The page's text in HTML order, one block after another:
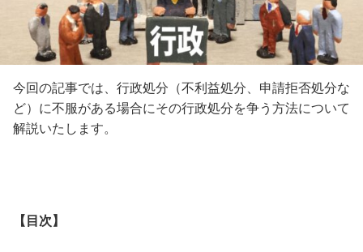
今回の記事では、行政処分（不利益処分、申請拒否処分な
ど）に不服がある場合にその行政処分を争う方法について
解説いたします。
【目次】